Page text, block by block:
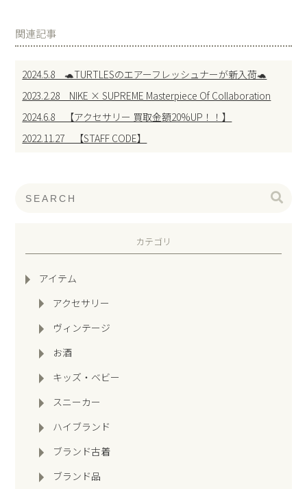
関連記事
2024.5.8 🐢TURTLESのエアーフレッシュナーが新入荷🐢
2023.2.28 NIKE × SUPREME Masterpiece Of Collaboration
2024.6.8 【アクセサリー 買取金額20%UP！！】
2022.11.27 【STAFF CODE】
カテゴリ
アイテム
アクセサリー
ヴィンテージ
お酒
キッズ・ベビー
スニーカー
ハイブランド
ブランド古着
ブランド品